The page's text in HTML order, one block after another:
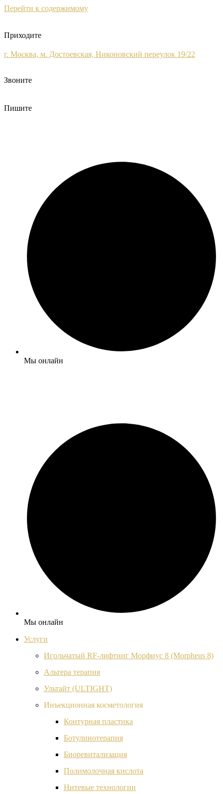
Перейти к содержимому
Приходите
г. Москва, м. Достоевская, Никоновский переулок 19/22
Звоните
Пишите
Мы онлайн
Мы онлайн
Услуги
Игольчатый RF-лифтинг Морфиус 8 (Morpheus 8)
Альтера терапия
Ультайт (ULTIGHT)
Инъекционная косметология
Контурная пластика
Ботулинотерапия
Биоревитализация
Полимолочная кислота
Нитевые технологии